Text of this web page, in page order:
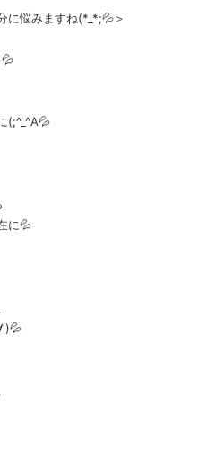
に悩みますね(*_*;💦＞
(;^_^A💦
に💦